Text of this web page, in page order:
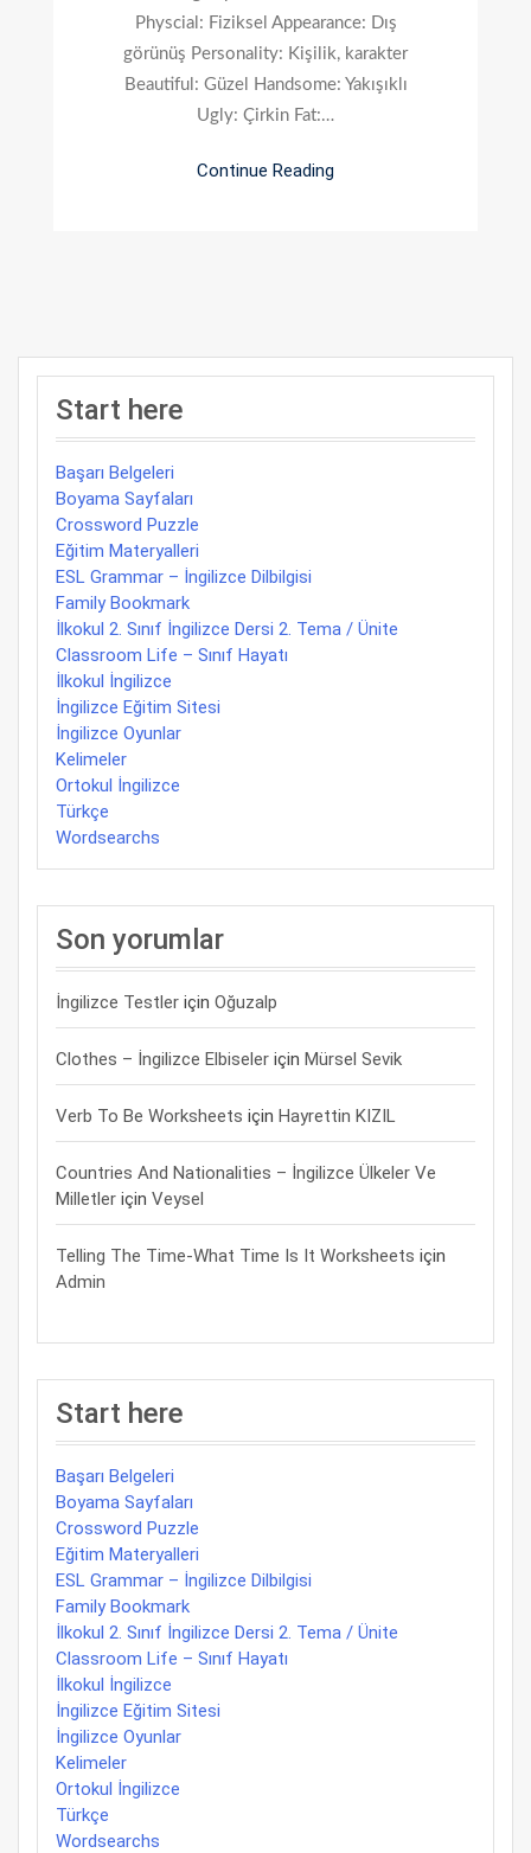
Physcial: Fiziksel Appearance: Dış
görünüş Personality: Kişilik, karakter
Beautiful: Güzel Handsome: Yakışıklı
Ugly: Çirkin Fat:…
Continue Reading
Start here
Başarı Belgeleri
Boyama Sayfaları
Crossword Puzzle
Eğitim Materyalleri
ESL Grammar – İngilizce Dilbilgisi
Family Bookmark
İlkokul 2. Sınıf İngilizce Dersi 2. Tema / Ünite
Classroom Life – Sınıf Hayatı
İlkokul İngilizce
İngilizce Eğitim Sitesi
İngilizce Oyunlar
Kelimeler
Ortokul İngilizce
Türkçe
Wordsearchs
Son yorumlar
İngilizce Testler için Oğuzalp
Clothes – İngilizce Elbiseler için Mürsel Sevik
Verb To Be Worksheets için Hayrettin KIZIL
Countries And Nationalities – İngilizce Ülkeler Ve
Milletler için Veysel
Telling The Time-What Time Is It Worksheets için
Admin
Start here
Başarı Belgeleri
Boyama Sayfaları
Crossword Puzzle
Eğitim Materyalleri
ESL Grammar – İngilizce Dilbilgisi
Family Bookmark
İlkokul 2. Sınıf İngilizce Dersi 2. Tema / Ünite
Classroom Life – Sınıf Hayatı
İlkokul İngilizce
İngilizce Eğitim Sitesi
İngilizce Oyunlar
Kelimeler
Ortokul İngilizce
Türkçe
Wordsearchs